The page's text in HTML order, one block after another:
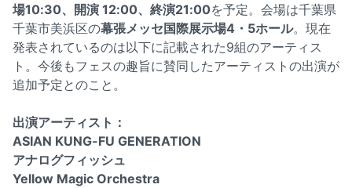
場10:30、開演 12:00、終演21:00を予定。会場は千葉県
千葉市美浜区の幕張メッセ国際展示場4・5ホール。現在
発表されているのは以下に記載された9組のアーティス
ト。今後もフェスの趣旨に賛同したアーティストの出演が
追加予定とのこと。
出演アーティスト：
ASIAN KUNG-FU GENERATION
アナログフィッシュ
Yellow Magic Orchestra